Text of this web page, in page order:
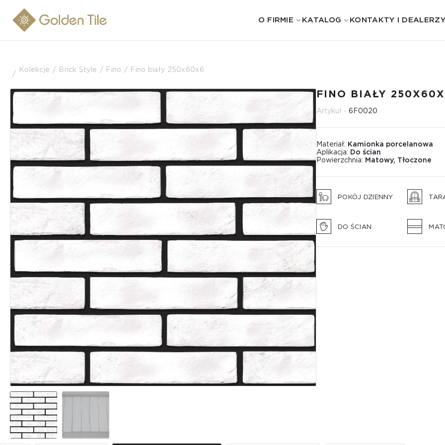
O FIRMIE KATALOG KONTAKTY I DEALERZY
Kolekcje Brick Style Fino Fino biały 250х60х6
FINO BIAŁY
Artykuł -6F0020
Materiał: Kamionka porcelanowa
Aplikacja: Do ścian
Powierzchnia: Matowy, Tłoczone
POKÓJ DZIENNY
DO ŚCIAN